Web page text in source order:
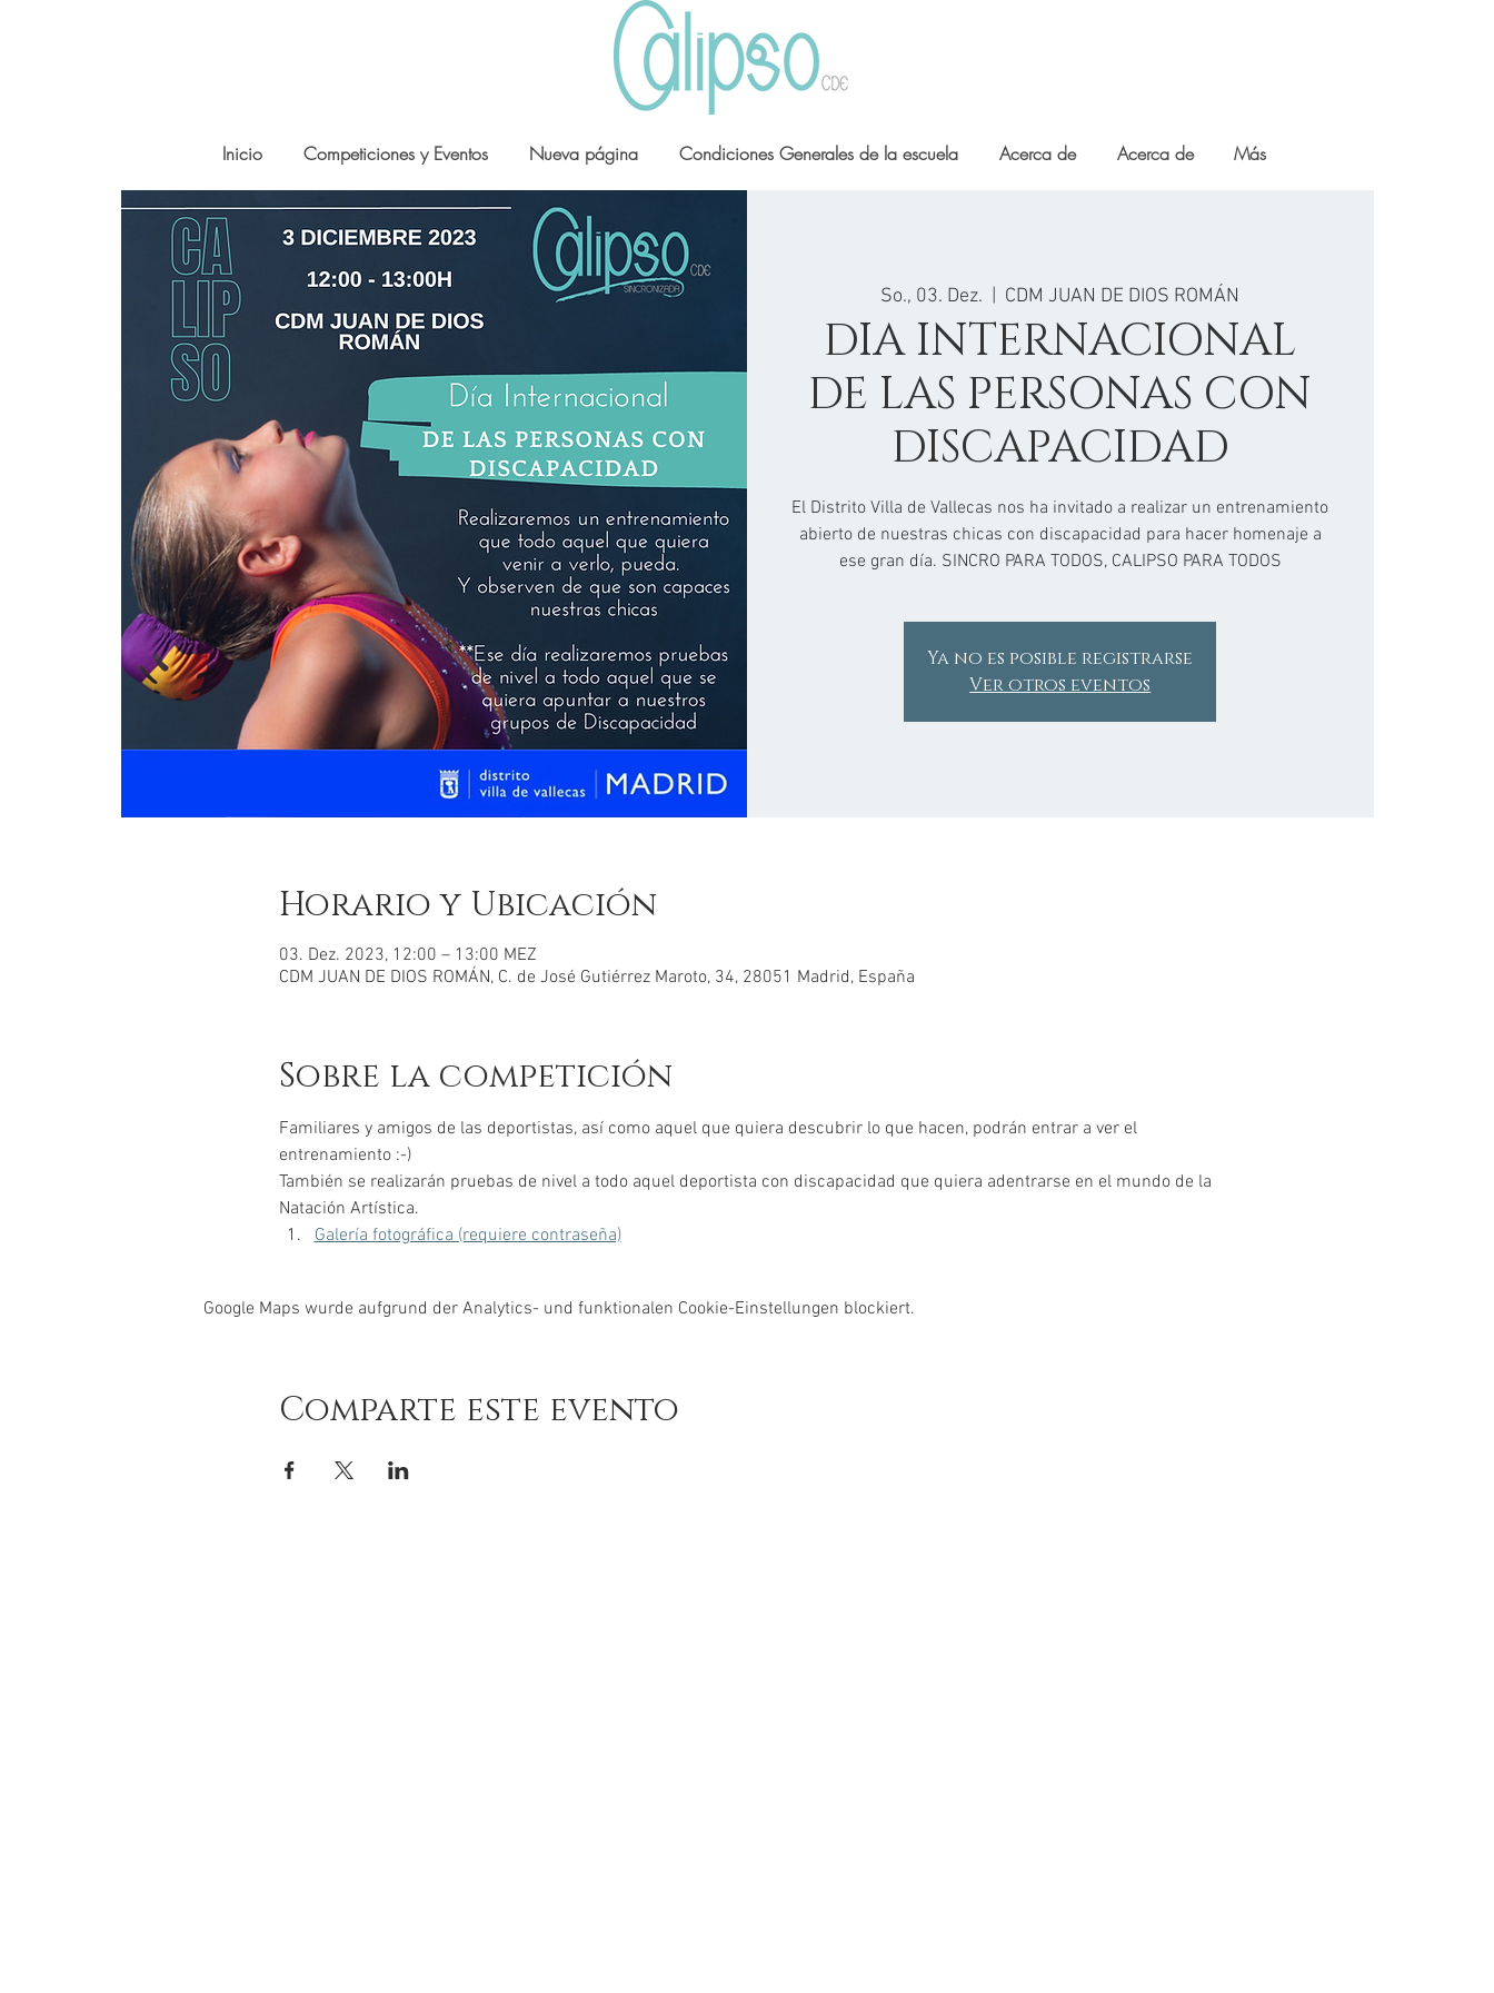
Inicio Competiciones y Eventos Nueva página Condiciones Generales de la escuela Acerca de Acerca de Más
So., 03. Dez.
  |
CDM JUAN DE DIOS ROMÁN
DIA INTERNACIONAL
DE LAS PERSONAS CON
DISCAPACIDAD
El Distrito Villa de Vallecas nos ha invitado a realizar un entrenamiento
abierto de nuestras chicas con discapacidad para hacer homenaje a
ese gran día. SINCRO PARA TODOS, CALIPSO PARA TODOS
Ya no es posible registrarse
Ver otros eventos
Horario y Ubicación
03. Dez. 2023, 12:00 – 13:00 MEZ
CDM JUAN DE DIOS ROMÁN, C. de José Gutiérrez Maroto, 34, 28051 Madrid, España
Sobre la competición
Familiares y amigos de las deportistas, así como aquel que quiera descubrir lo que hacen, podrán entrar a ver el
entrenamiento :-)
También se realizarán pruebas de nivel a todo aquel deportista con discapacidad que quiera adentrarse en el mundo de la
Natación Artística.
Galería fotográfica (requiere contraseña)
Google Maps wurde aufgrund der Analytics- und funktionalen Cookie-Einstellungen blockiert.
Comparte este evento